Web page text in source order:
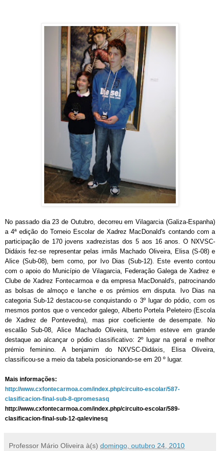
No passado dia 23 de Outubro, decorreu em Vilagarcia (Galiza-Espanha)
a 4ª edição do Torneio Escolar de Xadrez MacDonald's contando com a
participação de 170 jovens xadrezistas dos 5 aos 16 anos. O NXVSC-
Didáxis fez-se representar pelas irmãs Machado Oliveira, Elisa (S-08) e
Alice (Sub-08), bem como, por Ivo Dias (Sub-12). Este evento contou
com o apoio do Município de Vilagarcia, Federação Galega de Xadrez e
Clube de Xadrez Fontecarmoa e da empresa MacDonald's, patrocinando
as bolsas de almoço e lanche e os prémios em disputa. Ivo Dias na
categoria Sub-12 destacou-se conquistando o 3º lugar do pódio, com os
mesmos pontos que o vencedor galego, Alberto Portela Peleteiro (Escola
de Xadrez de Pontevedra), mas pior coeficiente de desempate. No
escalão Sub-08, Alice Machado Oliveira, também esteve em grande
destaque ao alcançar o pódio classificativo: 2º lugar na geral e melhor
prémio feminino. A benjamim do NXVSC-Didáxis, Elisa Oliveira,
classificou-se a meio da tabela posicionando-se em 20 º lugar.
Mais informações:
http://www.cxfontecarmoa.com/index.php/circuito-escolar/587-
clasificacion-final-sub-8-qpromesasq
http://www.cxfontecarmoa.com/index.php/circuito-escolar/589-
clasificacion-final-sub-12-qalevinesq
Professor Mário Oliveira à(s) domingo, outubro 24, 2010